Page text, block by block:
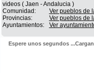
videos ( Jaen - Andalucia )
Comunidad:
Ver pueblos de
Provincias:
Ver pueblos de
Ayuntamientos:
Ver
Espere unos segundos